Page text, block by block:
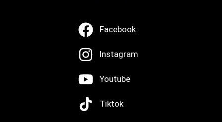
Facebook
Instagram
Youtube
Tiktok